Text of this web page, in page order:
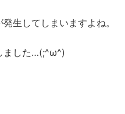
生してしまいますよね。
ました…(;^ω^)